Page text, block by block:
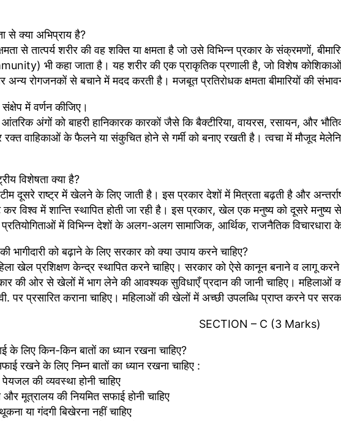
से क्या अभिप्राय है?
से तात्पर्य शरीर की वह शक्ति या क्षमता है जो उसे विभिन्न प्रकार के संक्रमणों,
भी कहा जाता है। यह शरीर की एक प्राकृतिक प्रणाली है, जो विशेष
अन्य रोगजनकों से बचाने में मदद करती है। मजबूत प्रतिरोधक क्षमता बीमारियों की
में वर्णन कीजिए।
अंगों को बाहरी हानिकारक कारकों जैसे कि बैक्टीरिया, वायरस, रसायन, और
वाहिकाओं के फैलने या संकुचित होने से गर्मी को बनाए रखती है। त्वचा में मौजूद
विशेषता क्या है?
दूसरे राष्ट्र में खेलने के लिए जाती है। इस प्रकार देशों में मित्रता बढ़ती है और
कर विश्व में शान्ति स्थापित होती जा रही है। इस प्रकार, खेल एक मनुष्य को दूसरे
प्रतियोगिताओं में विभिन्न देशों के अलग-अलग सामाजिक, आर्थिक, राजनैतिक
भागीदारी को बढ़ाने के लिए सरकार को क्या उपाय करने चाहिए?
खेल प्रशिक्षण केन्द्र स्थापित करने चाहिए। सरकार को ऐसे कानून बनाने व लागू करने
की ओर से खेलों में भाग लेने की आवश्यक सुविधाएँ प्रदान की जानी चाहिए। महिलाओं
पर प्रसारित कराना चाहिए। महिलाओं की खेलों में अच्छी उपलब्धि प्राप्त करने पर
SECTION – C (3 Marks)
के लिए किन-किन बातों का ध्यान रखना चाहिए?
रखने के लिए निम्न बातों का ध्यान रखना चाहिए :
की व्यवस्था होनी चाहिए
मूत्रालय की नियमित सफाई होनी चाहिए
या गंदगी बिखेरना नहीं चाहिए